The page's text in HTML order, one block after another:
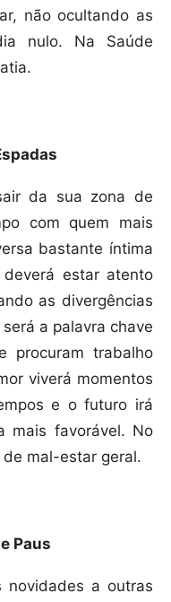
não ocultando as
nulo. Na Saúde
da sua zona de
com quem mais
bastante íntima
estar atento
as divergências
a palavra chave
procuram trabalho
viverá momentos
e o futuro irá
mais favorável. No
mal-estar geral.
Paus
novidades a outras